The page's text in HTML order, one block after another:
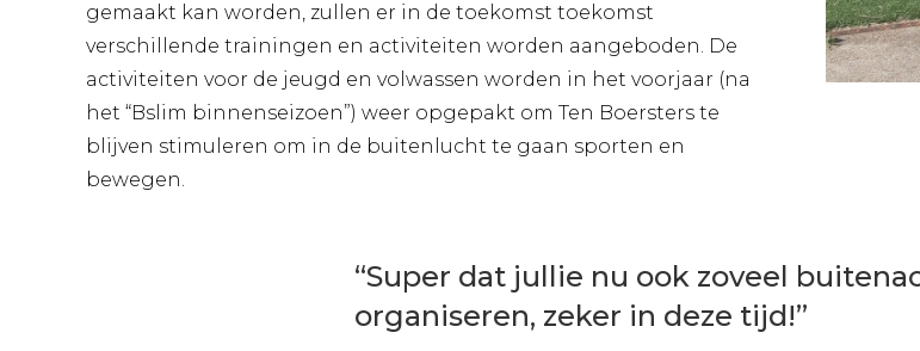
gemaakt kan worden, zullen er in de toekomst toekomst
verschillende trainingen en activiteiten worden aangeboden. De
activiteiten voor de jeugd en volwassen worden in het voorjaar (na
het “Bslim binnenseizoen”) weer opgepakt om Ten Boersters te
blijven stimuleren om in de buitenlucht te gaan sporten en
bewegen.
“Super dat jullie nu ook zoveel
organiseren, zeker in deze tijd!”